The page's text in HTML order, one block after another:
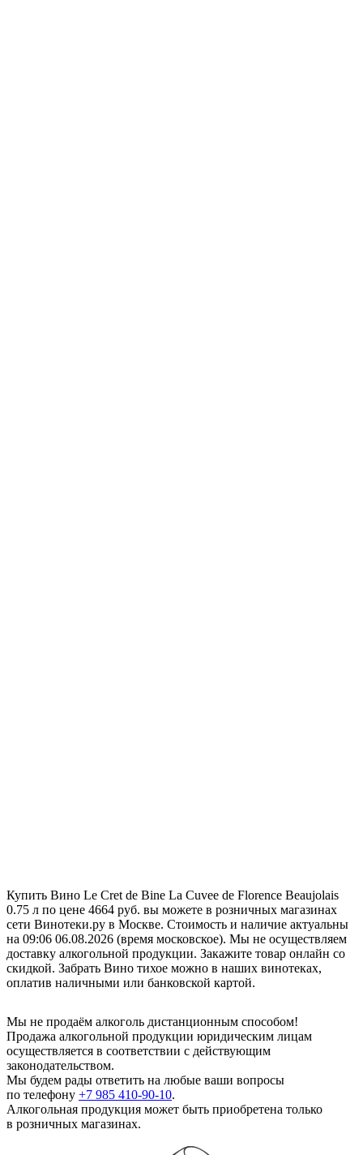
Купить Вино Le Cret de Bine La Cuvee de Florence Beaujolais
0.75 л по цене 4664 руб. вы можете в розничных магазинах
сети Винотеки.ру в Москве. Стоимость и наличие актуальны
на 09:06 06.08.2026 (время московское). Мы не осуществляем
доставку алкогольной продукции. Закажите товар онлайн со
скидкой. Забрать Вино тихое можно в наших винотеках,
оплатив наличными или банковской картой.
Мы не продаём алкоголь дистанционным способом!
Продажа алкогольной продукции юридическим лицам
осуществляется в соответствии с действующим
законодательством.
Мы будем рады ответить на любые ваши вопросы
по телефону +7 985 410-90-10.
Алкогольная продукция может быть приобретена только
в розничных магазинах.